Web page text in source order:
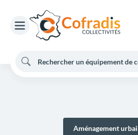
Aménagement